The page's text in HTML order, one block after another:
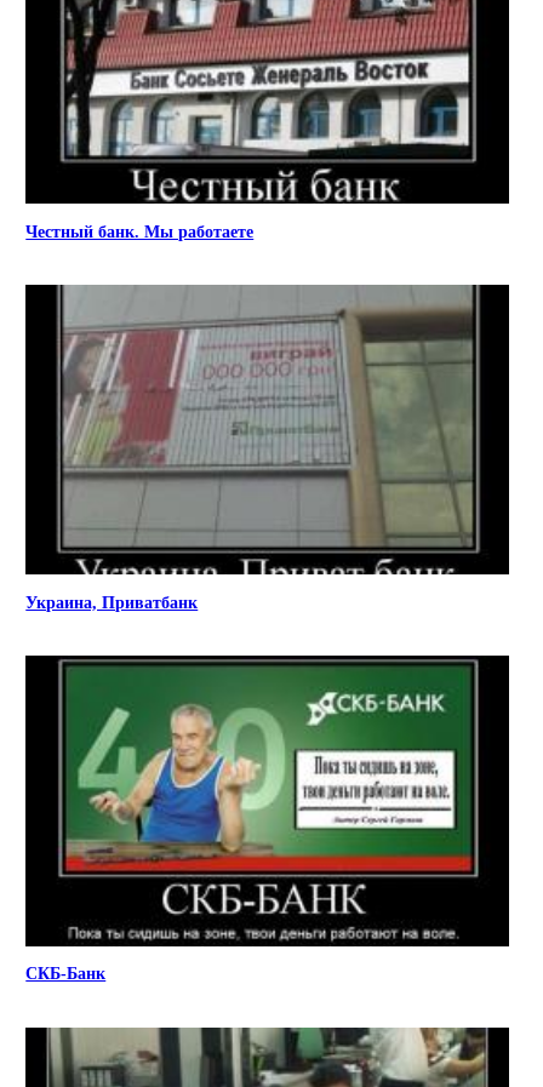
Честный банк. Мы работаете
Украина, Приватбанк
СКБ-Банк